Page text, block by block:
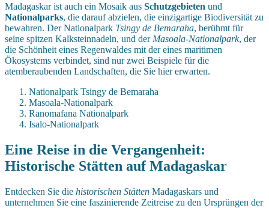
Madagaskar ist auch ein Mosaik aus Schutzgebieten und
Nationalparks, die darauf abzielen, die einzigartige Biodiversität zu
bewahren. Der Nationalpark Tsingy de Bemaraha, berühmt für
seine spitzen Kalksteinnadeln, und der Masoala-Nationalpark, der
die Schönheit eines Regenwaldes mit der eines maritimen
Ökosystems verbindet, sind nur zwei Beispiele für die
atemberaubenden Landschaften, die Sie hier erwarten.
Nationalpark Tsingy de Bemaraha
Masoala-Nationalpark
Ranomafana Nationalpark
Isalo-Nationalpark
Eine Reise in die Vergangenheit:
Historische Stätten auf Madagaskar
Entdecken Sie die historischen Stätten Madagaskars und
unternehmen Sie eine faszinierende Zeitreise zu den Ursprüngen der